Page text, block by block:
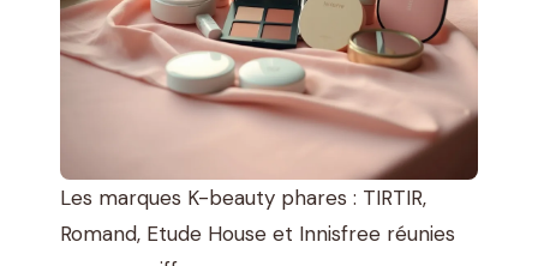
Les marques K-beauty phares : TIRTIR,
Romand, Etude House et Innisfree réunies